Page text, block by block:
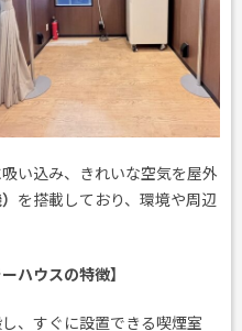
い込み、きれいな空気を屋外
を搭載しており、環境や周辺
ハウスの特徴】
、すぐに設置できる喫煙室